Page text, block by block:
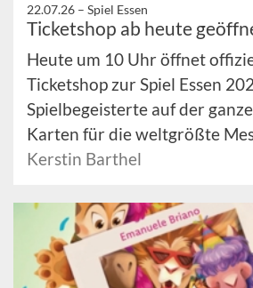
22.07.26 – Spiel Essen
Ticketshop ab heute
Heute um 10 Uhr öffnet
Ticketshop zur Spiel Essen
Spielbegeisterte auf der
Karten für die weltgrößte
Kerstin Barthel